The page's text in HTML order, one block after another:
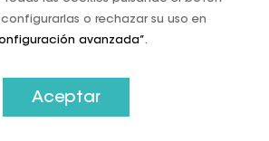
y resiliente. Denaria Europe no
de la innovación digital, sino a
a elegir cómo quieren pagar.
en Europa: luces y sombras
o rechazar su uso en
avanzada”.
Aceptar